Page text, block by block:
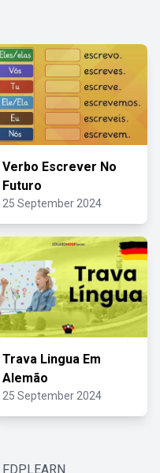
Verbo Escrever No
Futuro
25 September 2024
Trava Lingua Em
Alemão
25 September 2024
FDPLEARN